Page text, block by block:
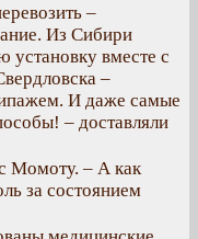
–
Из Сибири
установку вместе с
–
И даже самые
– доставляли
Момоту. – А как
за состоянием